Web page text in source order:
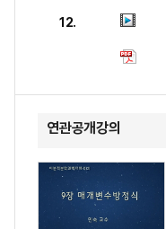
12.
연관공개강의